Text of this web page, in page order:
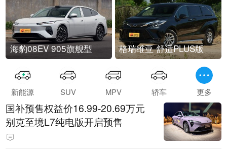
海豹08EV 905旗舰型 格瑞维亚 舒适PLUS版
新能源 SUV MPV 轿车 更多
国补预售权益价16.99-20.69万元
别克至境L7纯电版开启预售